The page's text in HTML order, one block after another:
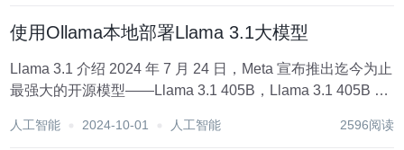
使用Ollama本地部署Llama 3.1大模型
Llama 3.1 介绍 2024 年 7 月 24 日，Meta 宣布推出迄今为止
最强大的开源模型——Llama 3.1 405B，Llama 3.1 405B 支
号称第一个在常识、可...
人工智能 2024-10-01 人工智能 2596阅读